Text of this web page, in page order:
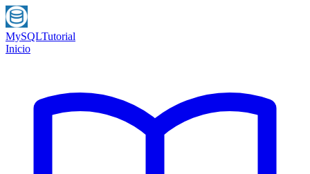
MySQLTutorial
Inicio